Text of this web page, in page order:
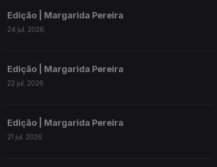
Edição | Margarida Pereira
24 jul. 2026
Edição | Margarida Pereira
22 jul. 2026
Edição | Margarida Pereira
21 jul. 2026